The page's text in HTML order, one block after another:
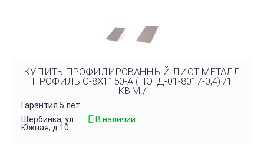
КУПИТЬ ПРОФИЛИРОВАННЫЙ ЛИСТ МЕТАЛЛ
ПРОФИЛЬ С-8Х1150-A (ПЭ_Д-01-8017-0,4) /1
КВ.М./
Гарантия 5 лет
Щербинка, ул.
Южная, д.10:
В наличии